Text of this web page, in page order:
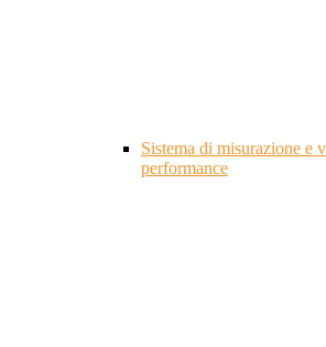
Sistema di misurazione e
performance